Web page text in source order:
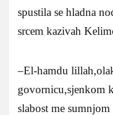
spustila se hladna
srcem kazivah
–El-hamdu
govornicu,sjenkom
slabost me